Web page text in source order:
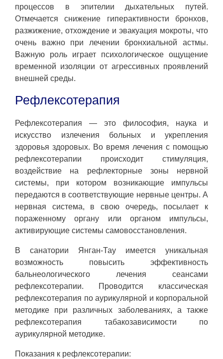
процессов в эпителии дыхательных путей.
Отмечается снижение гиперактивности бронхов,
разжижение, отхождение и эвакуация мокроты, что
очень важно при лечении бронхиальной астмы.
Важную роль играет психологическое ощущение
временной изоляции от агрессивных проявлений
внешней среды.
Рефлексотерапия
Рефлексотерапия — это философия, наука и
искусство излечения больных и укрепления
здоровья здоровых. Во время лечения с помощью
рефлексотерапии происходит стимуляция,
воздействие на рефлекторные зоны нервной
системы, при котором возникающие импульсы
передаются в соответствующие нервные центры. А
нервная система, в свою очередь, посылает к
пораженному органу или органом импульсы,
активирующие системы самовосстановления.
В санатории Янган-Тау имеется уникальная
возможность повысить эффективность
бальнеологического лечения сеансами
рефлексотерапии. Проводится классическая
рефлексотерапия по аурикулярной и корпоральной
методике при различных заболеваниях, а также
рефлексотерапия табакозависимости по
аурикулярной методике.
Показания к рефлексотерапии: